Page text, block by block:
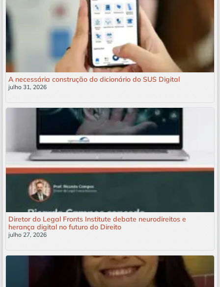
A necessária construção do dicionário do SUS Digital
julho 31, 2026
Diretor do Legal Fronts Institute debate neurodireitos e
herança digital no futuro do Direito
julho 27, 2026